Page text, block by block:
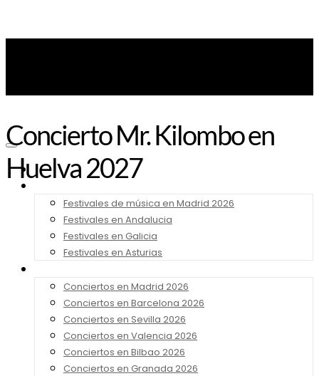
Noticias
Festivales de música en Madrid 2026
Festivales en Andalucia
Festivales en Galicia
Festivales en Asturias
Conciertos en Madrid 2026
Conciertos en Barcelona 2026
Conciertos en Sevilla 2026
Conciertos en Valencia 2026
Conciertos en Bilbao 2026
Conciertos en Granada 2026
Concierto Mr. Kilombo en
Huelva 2027